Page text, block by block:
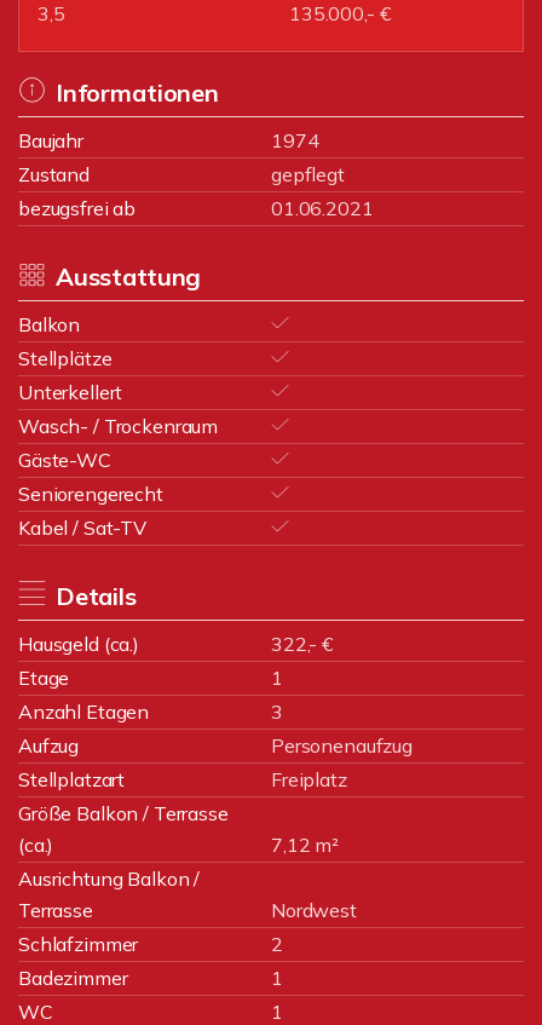
3,5
135.000,- €
Informationen
Baujahr
1974
Zustand
gepflegt
bezugsfrei ab
01.06.2021
Ausstattung
Balkon
Stellplätze
Unterkellert
Wasch- / Trockenraum
Gäste-WC
Seniorengerecht
Kabel / Sat-TV
Details
Hausgeld (ca.)
322,- €
Etage
1
Anzahl Etagen
3
Aufzug
Personenaufzug
Stellplatzart
Freiplatz
Größe Balkon / Terrasse
(ca.)
7,12 m²
Ausrichtung Balkon /
Terrasse
Nordwest
Schlafzimmer
2
Badezimmer
1
WC
1